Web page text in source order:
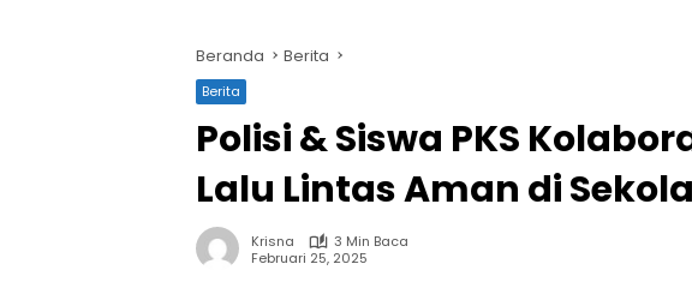
Beranda Berita
Berita
Polisi & Siswa PKS
Lalu Lintas Aman di
Krisna
3 Min Baca
Februari 25, 2025